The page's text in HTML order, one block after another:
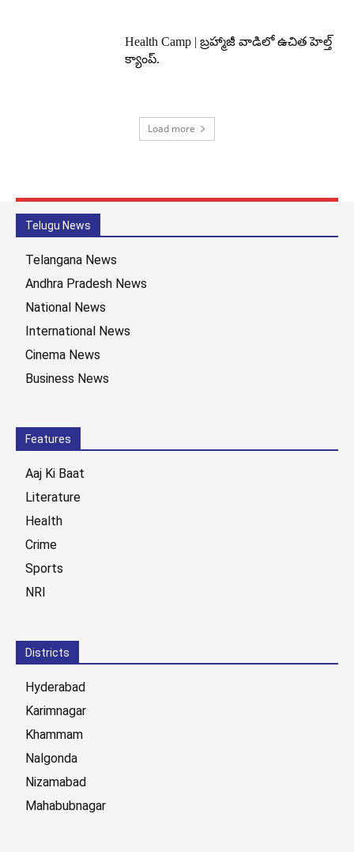
Health Camp | బ్రహ్మాజీ వాడిలో ఉచిత హెల్త్
క్యాంప్.
Load more
Telugu News
Telangana News
Andhra Pradesh News
National News
International News
Cinema News
Business News
Features
Aaj Ki Baat
Literature
Health
Crime
Sports
NRI
Districts
Hyderabad
Karimnagar
Khammam
Nalgonda
Nizamabad
Mahabubnagar